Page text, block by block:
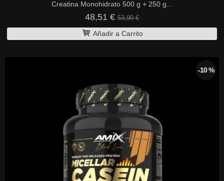
Creatina Monohidrato 500 g + 250 g...
48,51 € 53,90 €
Añadir a Carrito
-10 %